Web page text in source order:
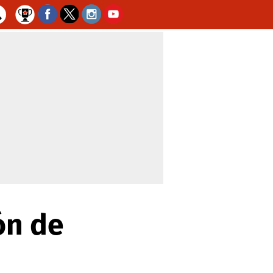
de